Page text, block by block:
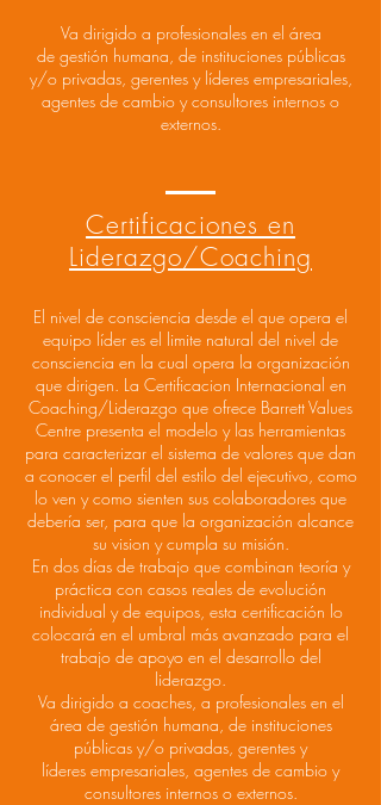
Va dirigido a profesionales en el área
de gestión humana, de instituciones públicas
y/o privadas, gerentes y líderes empresariales,
agentes de cambio y consultores internos o
externos.
Certificaciones en
Liderazgo/Coaching
El nivel de consciencia desde el que opera el
equipo líder es el limite natural del nivel de
consciencia en la cual opera la organización
que dirigen. La Certificacion Internacional en
Coaching/Liderazgo que ofrece Barrett Values
Centre presenta el modelo y las herramientas
para caracterizar el sistema de valores que dan
a conocer el perfil del estilo del ejecutivo, como
lo ven y como sienten sus colaboradores que
debería ser, para que la organización alcance
su vision y cumpla su misión.
En dos días de trabajo que combinan teoría y
práctica con casos reales de evolución
individual y de equipos, esta certificación lo
colocará en el umbral más avanzado para el
trabajo de apoyo en el desarrollo del
liderazgo.
Va dirigido a coaches, a profesionales en el
área de gestión humana, de instituciones
públicas y/o privadas, gerentes y
líderes empresariales, agentes de cambio y
consultores internos o externos.